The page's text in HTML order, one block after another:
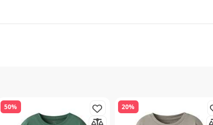
50% 20%